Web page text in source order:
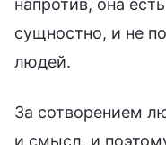
сущностно, и не
людей.
За сотворением
и смысл, и